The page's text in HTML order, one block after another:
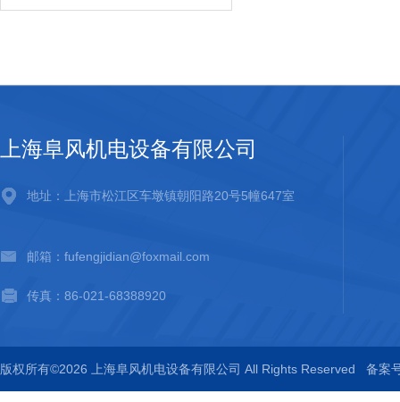
上海阜风机电设备有限公司
地址：上海市松江区车墩镇朝阳路20号5幢647室
邮箱：fufengjidian@foxmail.com
传真：86-021-68388920
版权所有©2026 上海阜风机电设备有限公司 All Rights Reserved 备案